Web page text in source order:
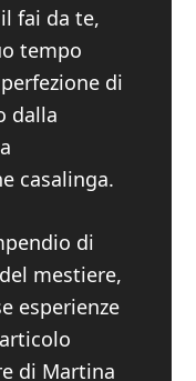
fai da te,
tempo
di
dalla
casalinga.
di
mestiere,
esperienze
di Martina